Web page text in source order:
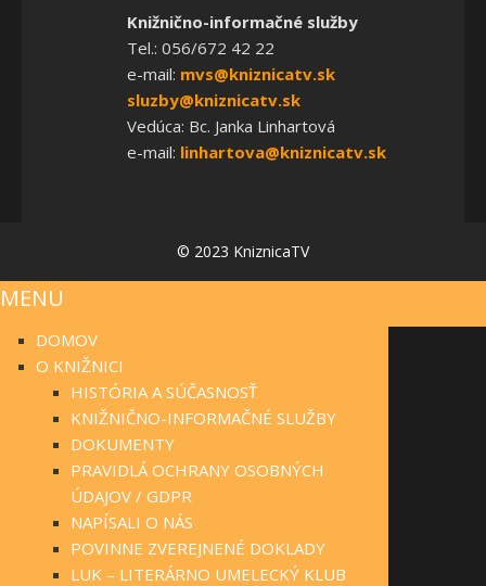
Knižnično-informačné služby
Tel.: 056/672 42 22
e-mail: mvs@kniznicatv.sk
sluzby@kniznicatv.sk
Vedúca: Bc. Janka Linhartová
e-mail: linhartova@kniznicatv.sk
© 2023 KniznicaTV
MENU
DOMOV
O KNIŽNICI
HISTÓRIA A SÚČASNOSŤ
KNIŽNIČNO-INFORMAČNÉ SLUŽBY
DOKUMENTY
PRAVIDLÁ OCHRANY OSOBNÝCH
ÚDAJOV / GDPR
NAPÍSALI O NÁS
POVINNE ZVEREJNENÉ DOKLADY
LUK – LITERÁRNO UMELECKÝ KLUB